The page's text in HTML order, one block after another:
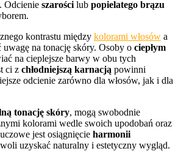
Odcienie szarości lub popielatego brązu
kontrastu między kolorami włosów a
na tonację skóry. Osoby o ciepłym
na cieplejsze barwy w obu tych
ci z chłodniejszą karnacją powinni
odcienie zarówno dla włosów, jak i dla
tonację skóry, mogą swobodnie
kolorami wedle swoich upodobań oraz
jest osiągnięcie harmonii
uzyskać naturalny i estetyczny wygląd.